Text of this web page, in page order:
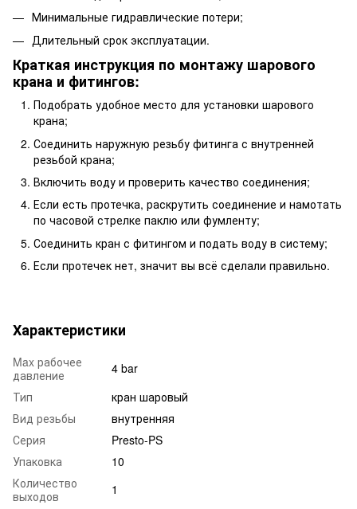
Минимальные гидравлические потери;
Длительный срок эксплуатации.
Краткая инструкция по монтажу шарового
крана и фитингов:
Подобрать удобное место для установки шарового
крана;
Соединить наружную резьбу фитинга с внутренней
резьбой крана;
Включить воду и проверить качество соединения;
Если есть протечка, раскрутить соединение и намотать
по часовой стрелке паклю или фумленту;
Соединить кран с фитингом и подать воду в систему;
Если протечек нет, значит вы всё сделали правильно.
Характеристики
Max рабочее
давление
4 bar
Тип
кран шаровый
Вид резьбы
внутренняя
Серия
Presto-PS
Упаковка
10
Количество
выходов
1